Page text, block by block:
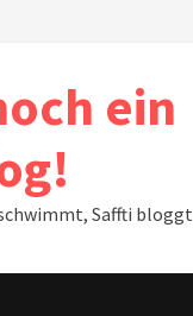
ein
Saffti bloggt